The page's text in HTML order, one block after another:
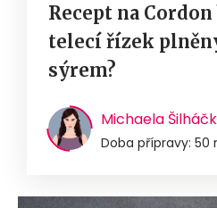
Recept na Cordon
telecí řízek
sýrem?
Michaela
Doba přípravy: 50